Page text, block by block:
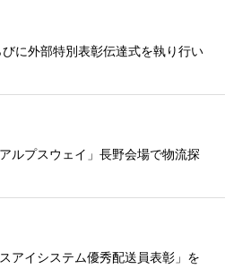
に外部特別表彰伝達式を執り行い
ルプスウェイ」長野会場で物流探
アイシステム優秀配送員表彰」を